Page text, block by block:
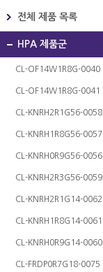
전체 제품 목록
HPA 제품군
CL-OF14W1R8G-0040
CL-OF14W1R8G-0041
CL-KNRH2R1G56-0058
CL-KNRH1R8G56-0057
CL-KNRH0R9G56-0056
CL-KNRH2R3G56-0059
CL-KNRH2R1G14-0062
CL-KNRH1R8G14-0061
CL-KNRH0R9G14-0060
CL-FRDP0R7G18-0075